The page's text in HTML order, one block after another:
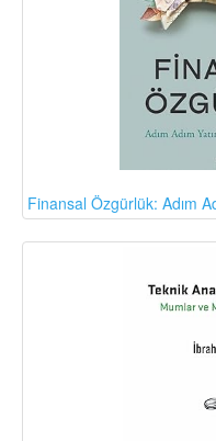
Finansal Özgürlük: Adım